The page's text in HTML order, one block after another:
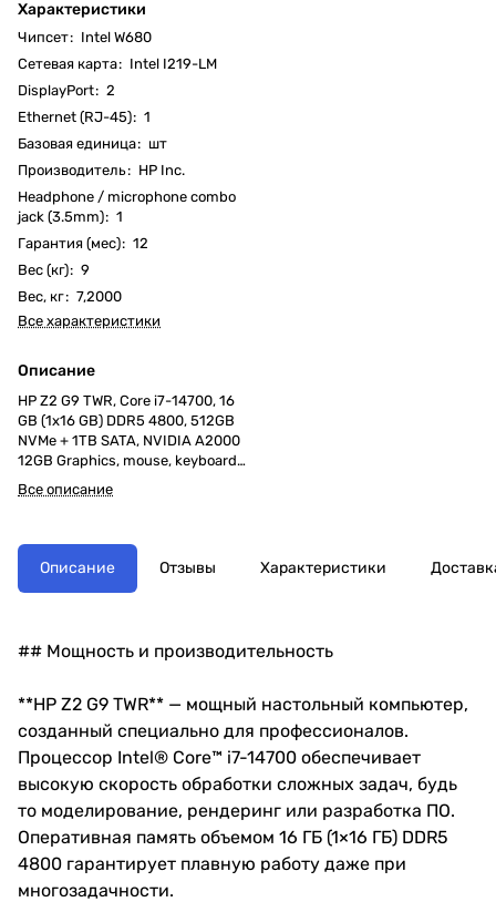
Характеристики
Чипсет: Intel W680
Cетевая карта: Intel I219-LM
DisplayPort: 2
Ethernet (RJ-45): 1
Базовая единица: шт
Производитель: HP Inc.
Headphone / microphone combo
jack (3.5mm): 1
Гарантия (мес): 12
Вес (кг): 9
Вес, кг: 7,2000
Все характеристики
Описание
HP Z2 G9 TWR, Core i7-14700, 16
GB (1x16 GB) DDR5 4800, 512GB
NVMe + 1TB SATA, NVIDIA A2000
12GB Graphics, mouse, keyboard
(no Russ), Win 11 pro, DVD-RW,
500W
Все описание
Описание Отзывы Характеристики
## Мощность и производительность
**HP Z2 G9 TWR** — мощный настольный компьютер,
созданный специально для профессионалов.
Процессор Intel® Core™ i7-14700 обеспечивает
высокую скорость обработки сложных задач, будь
то моделирование, рендеринг или разработка ПО.
Оперативная память объемом 16 ГБ (1×16 ГБ) DDR5
4800 гарантирует плавную работу даже при
многозадачности.